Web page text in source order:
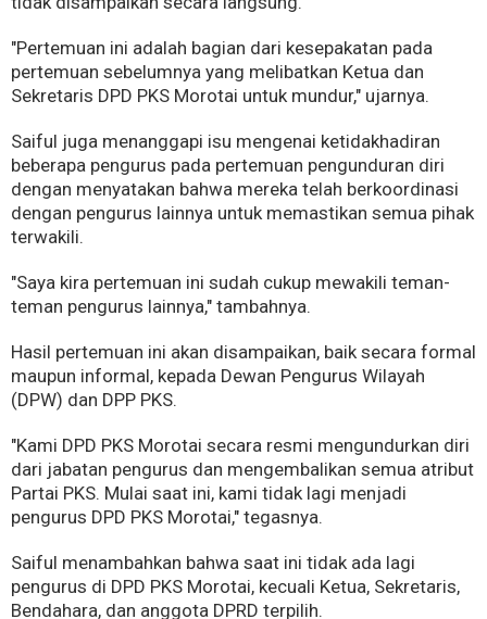
"Pertemuan ini adalah bagian dari kesepakatan pada
pertemuan sebelumnya yang melibatkan Ketua dan
Sekretaris DPD PKS Morotai untuk mundur," ujarnya.
Saiful juga menanggapi isu mengenai ketidakhadiran
beberapa pengurus pada pertemuan pengunduran diri
dengan menyatakan bahwa mereka telah berkoordinasi
dengan pengurus lainnya untuk memastikan semua pihak
terwakili.
"Saya kira pertemuan ini sudah cukup mewakili teman-
teman pengurus lainnya," tambahnya.
Hasil pertemuan ini akan disampaikan, baik secara formal
maupun informal, kepada Dewan Pengurus Wilayah
(DPW) dan DPP PKS.
"Kami DPD PKS Morotai secara resmi mengundurkan diri
dari jabatan pengurus dan mengembalikan semua atribut
Partai PKS. Mulai saat ini, kami tidak lagi menjadi
pengurus DPD PKS Morotai," tegasnya.
Saiful menambahkan bahwa saat ini tidak ada lagi
pengurus di DPD PKS Morotai, kecuali Ketua, Sekretaris,
Bendahara, dan anggota DPRD terpilih.